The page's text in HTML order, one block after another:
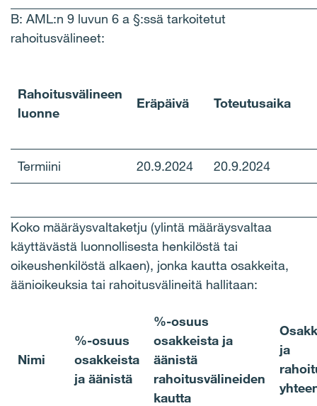
B: AML:n 9 luvun 6 a §:ssä tarkoitetut
rahoitusvälineet:
Rahoitusvälineen
luonne
Eräpäivä Toteutusaika
Termiini 20.9.2024 20.9.2024
Koko määräysvaltaketju (ylintä määräysvaltaa
käyttävästä luonnollisesta henkilöstä tai
oikeushenkilöstä alkaen), jonka kautta osakkeita,
äänioikeuksia tai rahoitusvälineitä hallitaan:
Nimi
%-osuus
osakkeista
ja äänistä
%-osuus
osakkeista ja
äänistä
rahoitusvälineiden
kautta
ja